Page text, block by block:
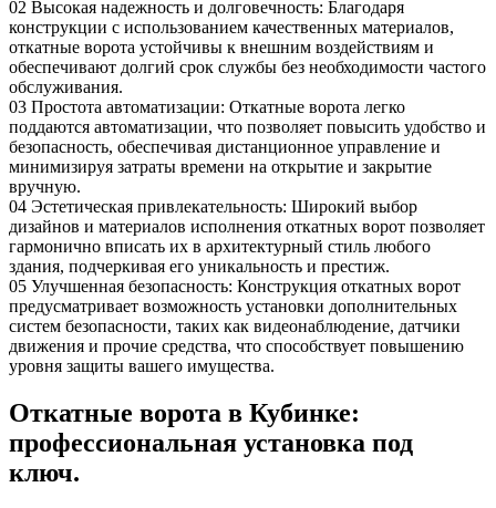
02 Высокая надежность и долговечность: Благодаря
конструкции с использованием качественных материалов,
откатные ворота устойчивы к внешним воздействиям и
обеспечивают долгий срок службы без необходимости частого
обслуживания.
03 Простота автоматизации: Откатные ворота легко
поддаются автоматизации, что позволяет повысить удобство и
безопасность, обеспечивая дистанционное управление и
минимизируя затраты времени на открытие и закрытие
вручную.
04 Эстетическая привлекательность: Широкий выбор
дизайнов и материалов исполнения откатных ворот позволяет
гармонично вписать их в архитектурный стиль любого
здания, подчеркивая его уникальность и престиж.
05 Улучшенная безопасность: Конструкция откатных ворот
предусматривает возможность установки дополнительных
систем безопасности, таких как видеонаблюдение, датчики
движения и прочие средства, что способствует повышению
уровня защиты вашего имущества.
Откатные ворота в Кубинке:
профессиональная установка под
ключ.